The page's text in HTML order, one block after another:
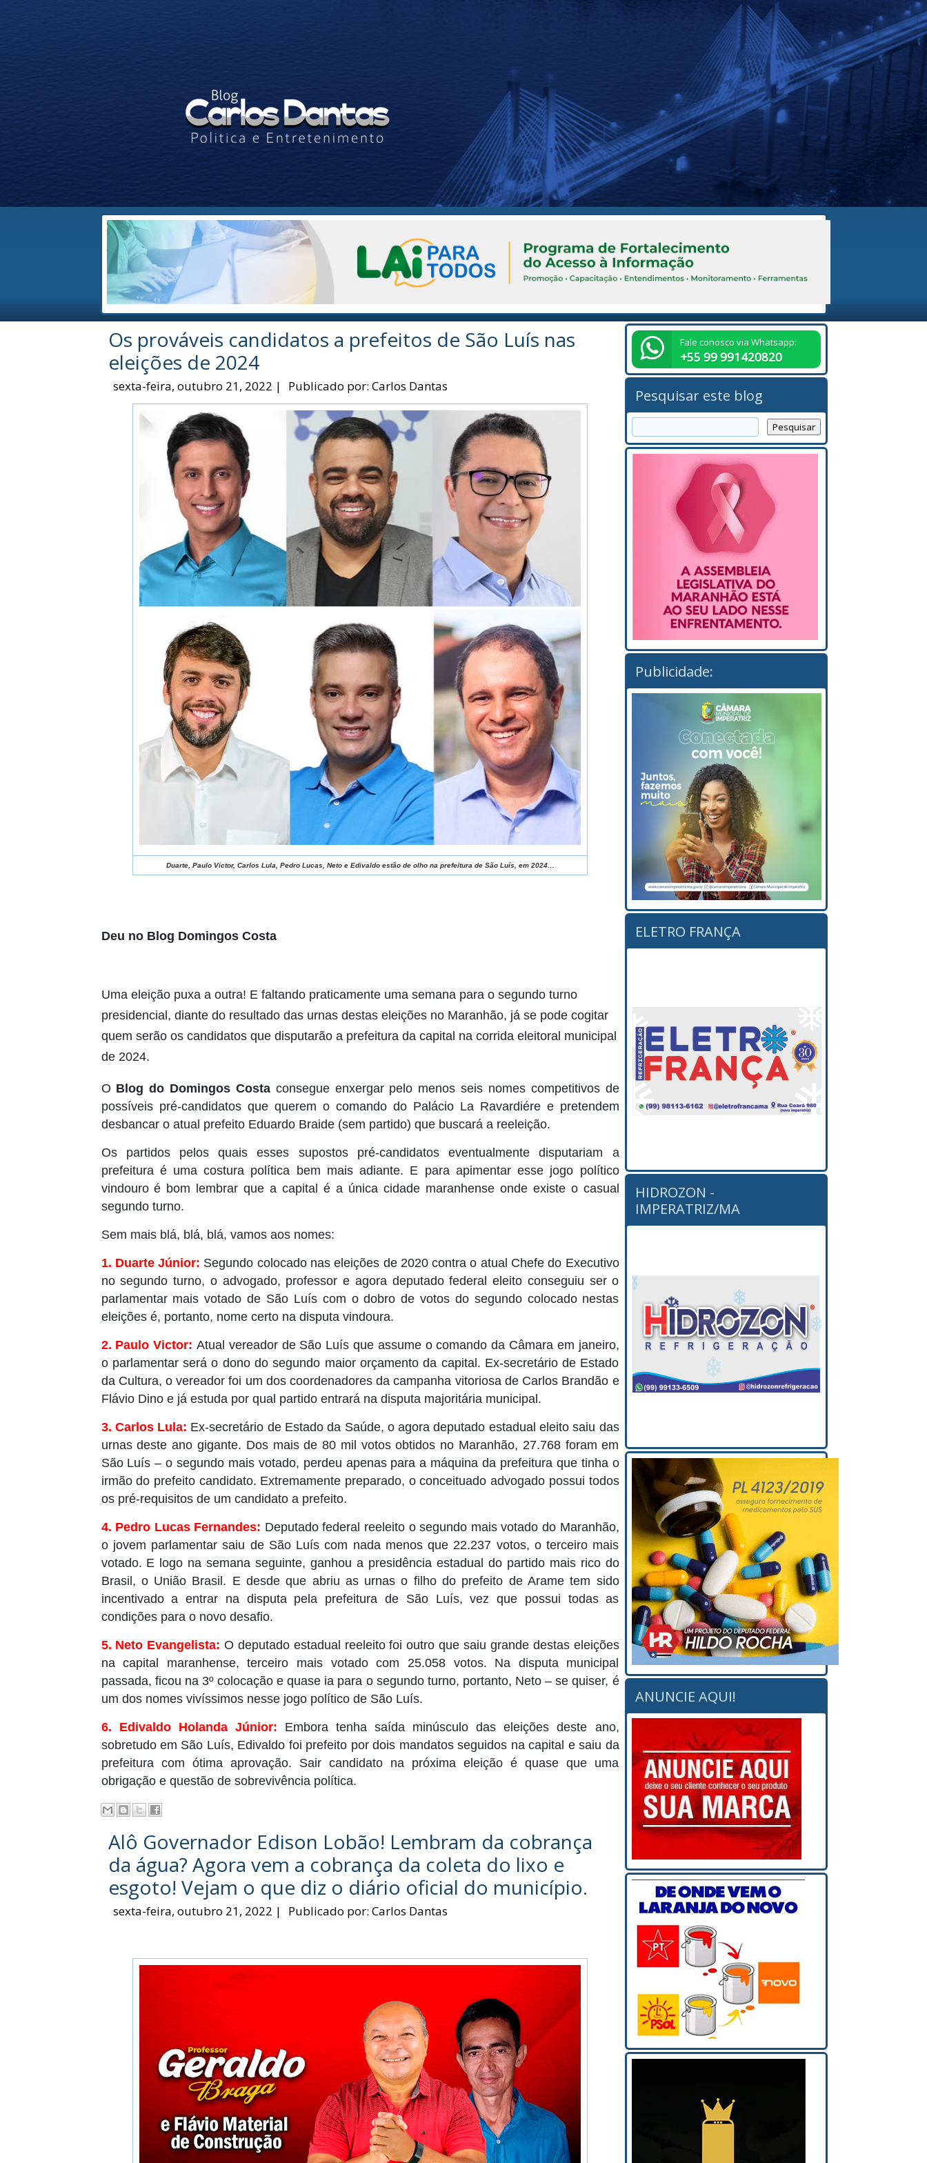
Os prováveis candidatos a prefeitos de São Luís nas
eleições de 2024
sexta-feira, outubro 21, 2022 | Publicado por: Carlos Dantas
Duarte, Paulo Victor, Carlos Lula, Pedro Lucas, Neto e Edivaldo estão de olho na prefeitura de São Luís, em 2024…
Deu no Blog Domingos Costa
Uma eleição puxa a outra! E faltando praticamente uma semana para o segundo turno
presidencial, diante do resultado das urnas destas eleições no Maranhão, já se pode cogitar
quem serão os candidatos que disputarão a prefeitura da capital na corrida eleitoral municipal
de 2024.
O Blog do Domingos Costaconsegue enxergar pelo menos seis nomes competitivos de
possíveis pré-candidatos que querem o comando do Palácio La Ravardiére e pretendem
desbancar o atual prefeito Eduardo Braide (sem partido) que buscará a reeleição.
Os partidos pelos quais esses supostos pré-candidatos eventualmente disputariam a
prefeitura é uma costura política bem mais adiante. E para apimentar esse jogo político
vindouro é bom lembrar que a capital é a única cidade maranhense onde existe o casual
segundo turno.
Sem mais blá, blá, blá, vamos aos nomes:
1. Duarte Júnior: Segundo colocado nas eleições de 2020 contra o atual Chefe do Executivo
no segundo turno, o advogado, professor e agora deputado federal eleito conseguiu ser o
parlamentar mais votado de São Luís com o dobro de votos do segundo colocado nestas
eleições é, portanto, nome certo na disputa vindoura.
2. Paulo Victor: Atual vereador de São Luís que assume o comando da Câmara em janeiro,
o parlamentar será o dono do segundo maior orçamento da capital. Ex-secretário de Estado
da Cultura, o vereador foi um dos coordenadores da campanha vitoriosa de Carlos Brandão e
Flávio Dino e já estuda por qual partido entrará na disputa majoritária municipal.
3. Carlos Lula: Ex-secretário de Estado da Saúde, o agora deputado estadual eleito saiu das
urnas deste ano gigante. Dos mais de 80 mil votos obtidos no Maranhão, 27.768 foram em
São Luís – o segundo mais votado, perdeu apenas para a máquina da prefeitura que tinha o
irmão do prefeito candidato. Extremamente preparado, o conceituado advogado possui todos
os pré-requisitos de um candidato a prefeito.
4. Pedro Lucas Fernandes: Deputado federal reeleito o segundo mais votado do Maranhão,
o jovem parlamentar saiu de São Luís com nada menos que 22.237 votos, o terceiro mais
votado. E logo na semana seguinte, ganhou a presidência estadual do partido mais rico do
Brasil, o União Brasil. E desde que abriu as urnas o filho do prefeito de Arame tem sido
incentivado a entrar na disputa pela prefeitura de São Luís, vez que possui todas as
condições para o novo desafio.
5. Neto Evangelista: O deputado estadual reeleito foi outro que saiu grande destas eleições
na capital maranhense, terceiro mais votado com 25.058 votos. Na disputa municipal
passada, ficou na 3º colocação e quase ia para o segundo turno, portanto, Neto – se quiser, é
um dos nomes vivíssimos nesse jogo político de São Luís.
6. Edivaldo Holanda Júnior: Embora tenha saída minúsculo das eleições deste ano,
sobretudo em São Luís, Edivaldo foi prefeito por dois mandatos seguidos na capital e saiu da
prefeitura com ótima aprovação. Sair candidato na próxima eleição é quase que uma
obrigação e questão de sobrevivência política.
Alô Governador Edison Lobão! Lembram da cobrança
da água? Agora vem a cobrança da coleta do lixo e
esgoto! Vejam o que diz o diário oficial do município.
sexta-feira, outubro 21, 2022 | Publicado por: Carlos Dantas
Fale conosco via Whatsapp:
+55 99 991420820
Pesquisar este blog
Publicidade:
ELETRO FRANÇA
HIDROZON -
IMPERATRIZ/MA
ANUNCIE AQUI!